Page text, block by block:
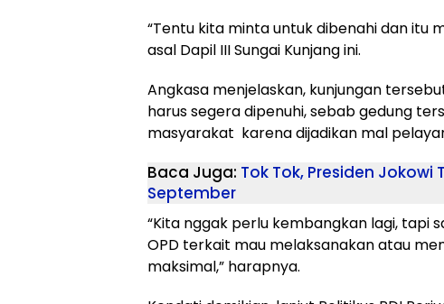
“Tentu kita minta untuk dibenahi dan itu
asal Dapil III Sungai Kunjang ini.
Angkasa menjelaskan, kunjungan
harus segera dipenuhi, sebab gedung
masyarakat karena dijadikan mal
Baca Juga: Tok Tok, Presiden Jokowi
September
“Kita nggak perlu kembangkan lagi,
OPD terkait mau melaksanakan atau
maksimal,” harapnya.